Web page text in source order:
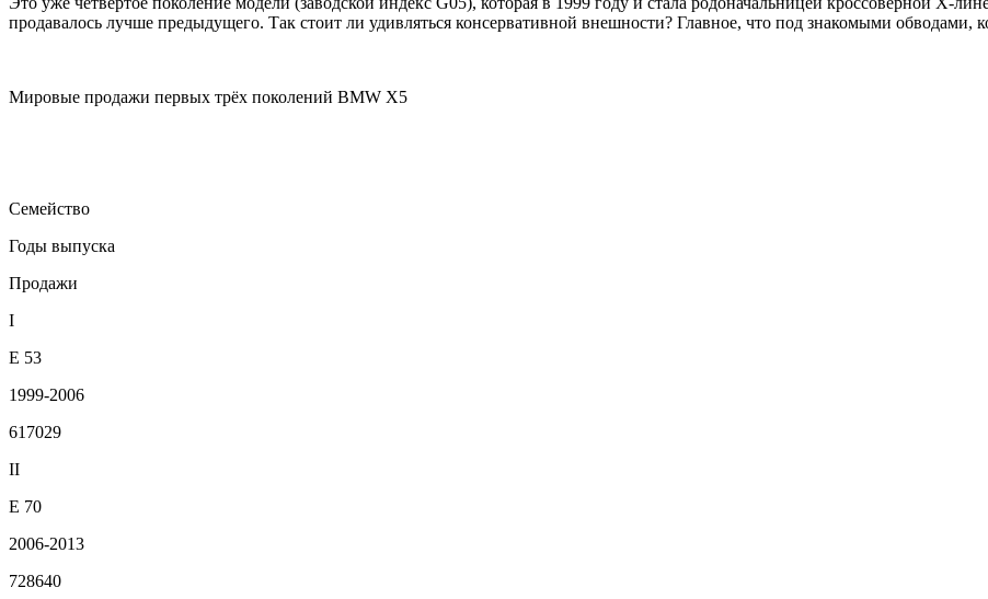
продавалось лучше предыдущего. Так стоит ли удивляться консервативной внешности? Главное, что под знакомыми
Мировые продажи первых трёх поколений BMW X5
Семейство
Годы выпуска
Продажи
I
E 53
1999-2006
617029
II
E 70
2006-2013
728640